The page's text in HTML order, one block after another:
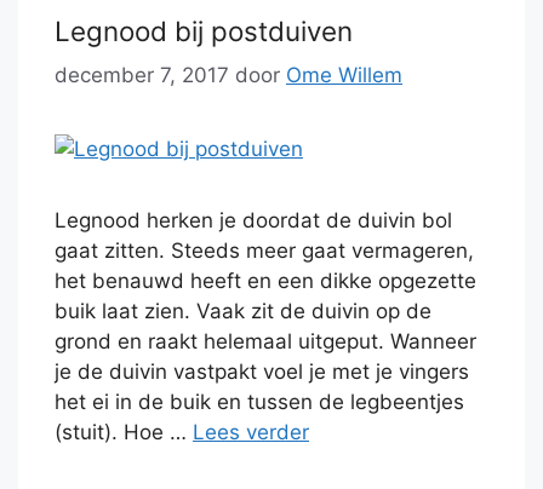
Legnood bij postduiven
december 7, 2017 door Ome Willem
Legnood herken je doordat de duivin bol
gaat zitten. Steeds meer gaat vermageren,
het benauwd heeft en een dikke opgezette
buik laat zien. Vaak zit de duivin op de
grond en raakt helemaal uitgeput. Wanneer
je de duivin vastpakt voel je met je vingers
het ei in de buik en tussen de legbeentjes
(stuit). Hoe … Lees verder